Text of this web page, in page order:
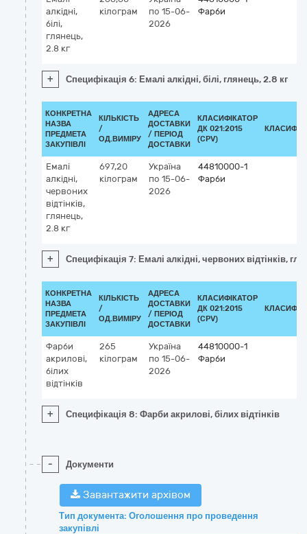
алкідні,
білі,
глянець,
2.8 кг
кілограм
по 15-06-
2026
Фарби
+ Специфікація 6: Емалі алкідні, білі, глянець, 2.8 кг
КОНКРЕТНА
НАЗВА
ПРЕДМЕТА
ЗАКУПІВЛІ
КІЛЬКІСТЬ
/
ОД.ВИМІРУ
АДРЕСА
ДОСТАВКИ
/ ПЕРІОД
ДОСТАВКИ
КЛАСИФІКАТОР
ДК 021:2015
(CPV)
Емалі
алкідні,
червоних
відтінків,
глянець,
2.8 кг
697,20
кілограм
Україна
по 15-06-
2026
44810000-1
Фарби
+ Специфікація 7: Емалі алкідні, червоних відтінків,
КОНКРЕТНА
НАЗВА
ПРЕДМЕТА
ЗАКУПІВЛІ
КІЛЬКІСТЬ
/
ОД.ВИМІРУ
АДРЕСА
ДОСТАВКИ
/ ПЕРІОД
ДОСТАВКИ
КЛАСИФІКАТОР
ДК 021:2015
(CPV)
Фарби
акрилові,
білих
відтінків
265
кілограм
Україна
по 15-06-
2026
44810000-1
Фарби
+ Специфікація 8: Фарби акрилові, білих відтінків
- Документи
Завантажити архівом
Тип документа: Оголошення про проведення
закупівлі